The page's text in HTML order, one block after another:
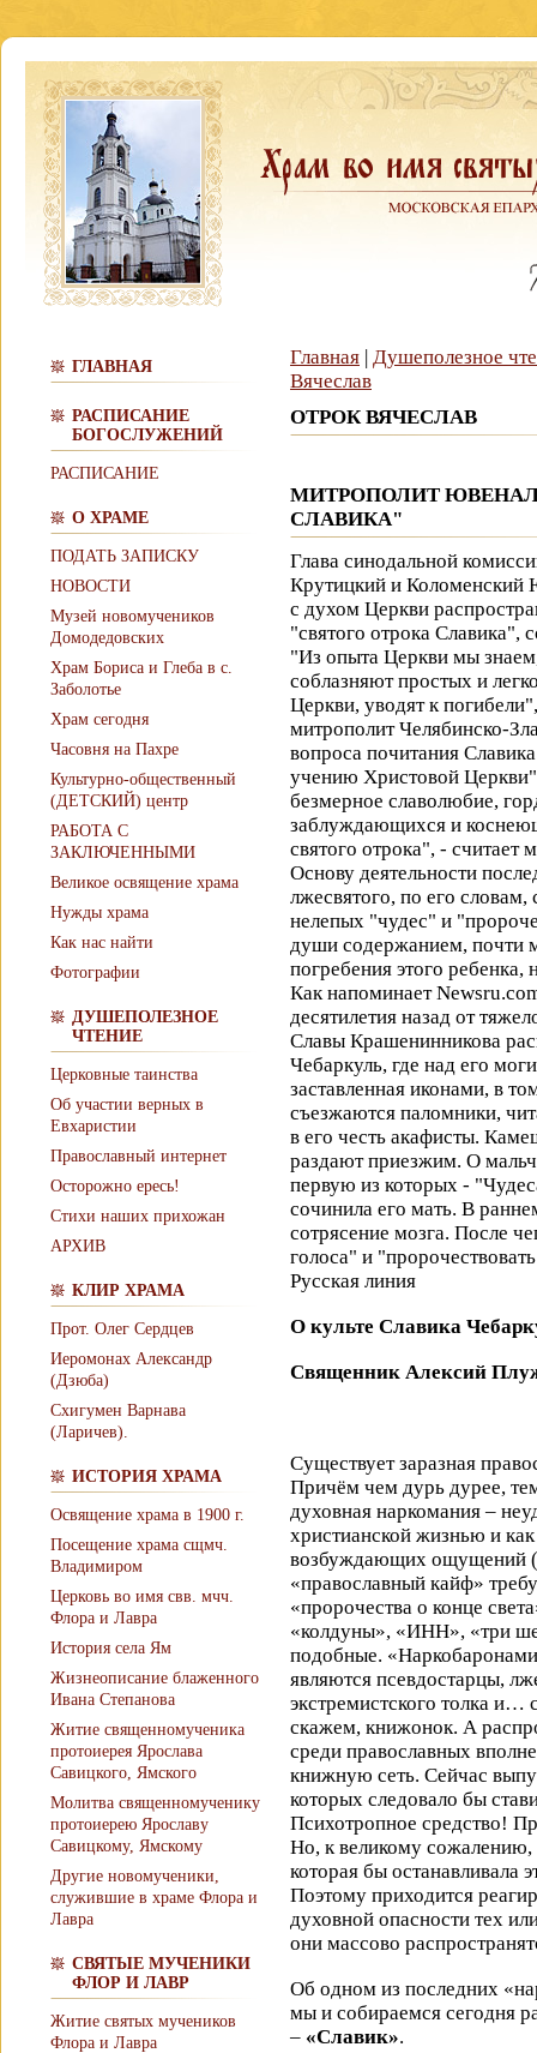
ГЛАВНАЯ
РАСПИСАНИЕ
БОГОСЛУЖЕНИЙ
РАСПИСАНИЕ
О ХРАМЕ
ПОДАТЬ ЗАПИСКУ
НОВОСТИ
Музей новомучеников
Домодедовских
Храм Бориса и Глеба в с.
Заболотье
Храм сегодня
Часовня на Пахре
Культурно-общественный
(ДЕТСКИЙ) центр
РАБОТА С
ЗАКЛЮЧЕННЫМИ
Великое освящение храма
Нужды храма
Как нас найти
Фотографии
ДУШЕПОЛЕЗНОЕ
ЧТЕНИЕ
Церковные таинства
Об участии верных в
Евхаристии
Православный интернет
Осторожно ересь!
Стихи наших прихожан
АРХИВ
КЛИР ХРАМА
Прот. Олег Сердцев
Иеромонах Александр
(Дзюба)
Схигумен Варнава
(Ларичев).
ИСТОРИЯ ХРАМА
Освящение храма в 1900 г.
Посещение храма сщмч.
Владимиром
Церковь во имя свв. мчч.
Флора и Лавра
История села Ям
Жизнеописание блаженного
Ивана Степанова
Житие священномученика
протоиерея Ярослава
Савицкого, Ямского
Молитва священномученику
протоиерею Ярославу
Савицкому, Ямскому
Другие новомученики,
служившие в храме Флора и
Лавра
СВЯТЫЕ МУЧЕНИКИ
ФЛОР И ЛАВР
Житие святых мучеников
Флора и Лавра
Главная | Душеполезное
Вячеслав
ОТРОК ВЯЧЕСЛАВ
МИТРОПОЛИТ
СЛАВИКА"
Глава синодальной
Крутицкий и Коломенский
с духом Церкви
"святого отрока Славика",
"Из опыта Церкви мы
соблазняют простых и
Церкви, уводят к
митрополит Челябинско-
вопроса почитания
учению Христовой
безмерное славолюбие,
заблуждающихся и
святого отрока", - считает
Основу деятельности
лжесвятого, по его
нелепых "чудес" и
души содержанием, почти
погребения этого
Как напоминает
десятилетия назад от
Славы Крашенинникова
Чебаркуль, где над его
заставленная иконами, в
съезжаются паломники,
в его честь акафисты.
раздают приезжим. О
первую из которых -
сочинила его мать. В
сотрясение мозга. После
голоса" и
Русская линия
О культе Славика
Священник Алексий
Существует заразная
Причём чем дурь дурее,
духовная наркомания –
христианской жизнью и
возбуждающих ощущений
«православный кайф»
«пророчества о конце
«колдуны», «ИНН», «три
подобные.
являются псевдостарцы,
экстремистского толка и…
скажем, книжонок. А
среди православных
книжную сеть. Сейчас
которых следовало бы
Психотропное средство!
Но, к великому сожалению,
которая бы останавливала
Поэтому приходится
духовной опасности тех
они массово
Об одном из последних
мы и собираемся сегодня
– «Славик».